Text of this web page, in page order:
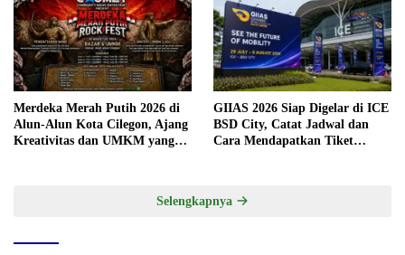
Merdeka Merah Putih 2026 di
Alun-Alun Kota Cilegon, Ajang
Kreativitas dan UMKM yang
GIIAS 2026 Siap Digelar di ICE
BSD City, Catat Jadwal dan
Cara Mendapatkan Tiket
Selengkapnya